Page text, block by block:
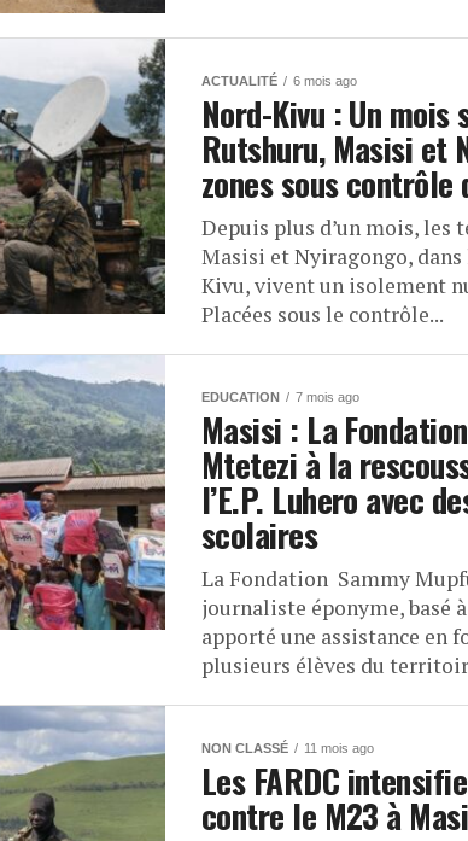
ACTUALITÉ 6 mois ago
Nord-Kivu : Un
Rutshuru, Masisi et
zones sous contrôle
Depuis plus d’un mois, les
Masisi et Nyiragongo,
Kivu, vivent un isolement
Placées sous le contrôle...
EDUCATION 7 mois ago
Masisi : La
Mtetezi à la
l’E.P. Luhero avec
scolaires
La Fondation Sammy
journaliste éponyme, basé
apporté une assistance en
plusieurs élèves du
NON CLASSÉ 11 mois ago
Les FARDC
contre le M23 à